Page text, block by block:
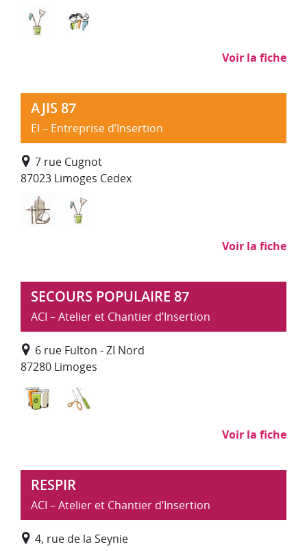
Nettoyage, propreté (hors SAP)
Voir la fiche
AJIS 87
EI – Entreprise d’Insertion
7 rue Cugnot
87023 Limoges Cedex
Bâtiment Travaux Publics
Voir la fiche
SECOURS POPULAIRE 87
ACI – Atelier et Chantier d’Insertion
6 rue Fulton - ZI Nord
87280 Limoges
Déchets : collecte, traitement, recyclage
Voir la fiche
RESPIR
ACI – Atelier et Chantier d’Insertion
4, rue de la Seynie